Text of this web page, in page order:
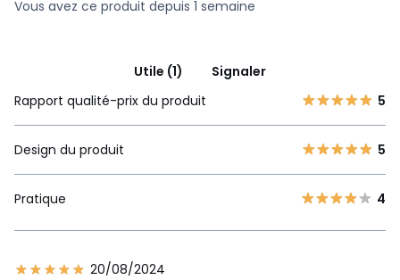
Vous avez ce produit depuis 1 semaine
Utile (1)
Signaler
Rapport qualité-prix du produit
5
Design du produit 5
Pratique 4
20/08/2024